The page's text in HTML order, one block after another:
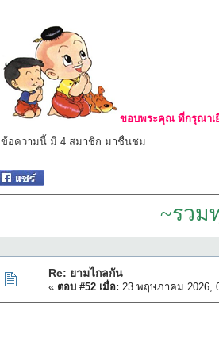
ขอบพระคุณ ที่กรุณาเ
ข้อความนี้ มี 4 สมาชิก มาชื่นชม
~รวม
Re: ยามไกลกัน
« ตอบ #52 เมื่อ: 23 พฤษภาคม 2026,